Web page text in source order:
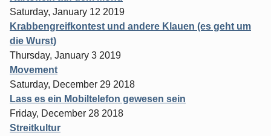
Saturday, January 12 2019
Krabbengreifkontest und andere Klauen (es geht um
die Wurst)
Thursday, January 3 2019
Movement
Saturday, December 29 2018
Lass es ein Mobiltelefon gewesen sein
Friday, December 28 2018
Streitkultur